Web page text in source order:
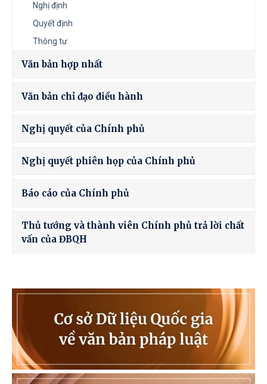
Nghị định
Quyết định
Thông tư
Văn bản hợp nhất
Văn bản chỉ đạo điều hành
Nghị quyết của Chính phủ
Nghị quyết phiên họp của Chính phủ
Báo cáo của Chính phủ
Thủ tướng và thành viên Chính phủ trả lời chất
vấn của ĐBQH